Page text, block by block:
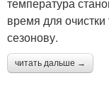
время для
сезонову.
читать дальше →